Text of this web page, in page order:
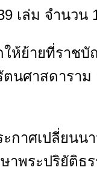
เล่ม จำนวน
ให้ย้ายที่ราช
ตนศาสดารา
ะกาศเปลี่ยน
าพระปริยัติธ